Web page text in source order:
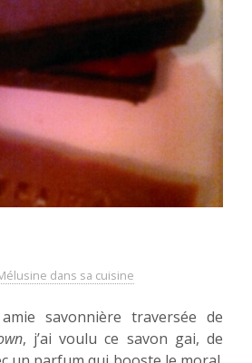
dans sa cuisine
savonnière traversée de
, j’ai voulu ce savon gai, de